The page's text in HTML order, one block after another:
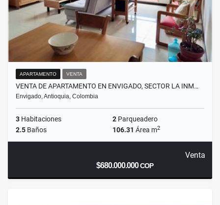
APARTAMENTO VENTA
VENTA DE APARTAMENTO EN ENVIGADO, SECTOR LA INM…
Envigado, Antioquia, Colombia
3 Habitaciones 2 Parqueadero
2.5 Baños 106.31 Área m2
Venta
$680.000.000COP